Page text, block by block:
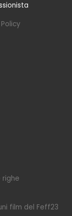
righe
film del Feff23